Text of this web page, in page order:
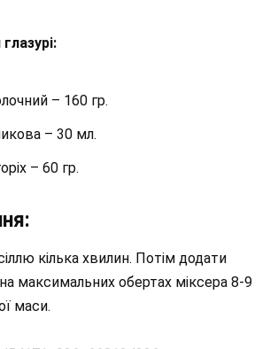
– 160 гр.
– 30 мл.
– 60 гр.
кілька хвилин. Потім додати
максимальних обертах міксера 8-9
маси.